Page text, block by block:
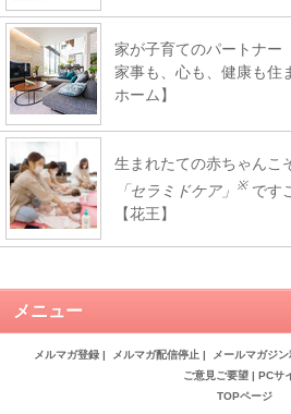
家が子育てのパートナー
家事も、心も、健康も住
ホーム】
生まれたての赤ちゃんこ
「セラミドケア」
※ です
【花王】
メニュー
メルマガ登録 | メルマガ配信停止 | メールマガジ
ご意見ご要望| PCサ
TOPページ